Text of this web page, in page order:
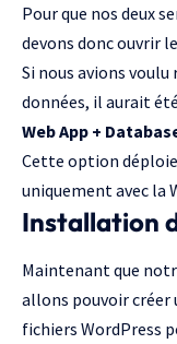
Pour que nos deux
devons donc ouvrir
Si nous avions
données, il aurait
Web App +
Cette option déploie
uniquement avec la
Installation
Maintenant que
allons pouvoir créer
fichiers WordPress